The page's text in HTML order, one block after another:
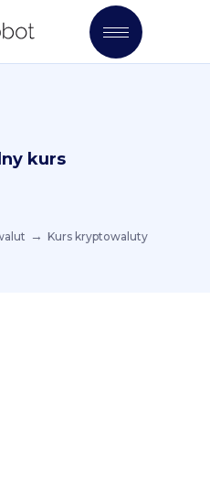
kurs
Kurs kryptowaluty